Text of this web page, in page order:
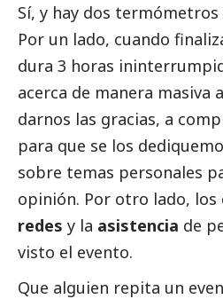
Sí, y hay dos termómetros
Por un lado, cuando
dura 3 horas
acerca de manera masiva
darnos las gracias, a
para que se los
sobre temas personales
opinión. Por otro lado,
redes y la asistencia de
visto el evento.
Que alguien repita un